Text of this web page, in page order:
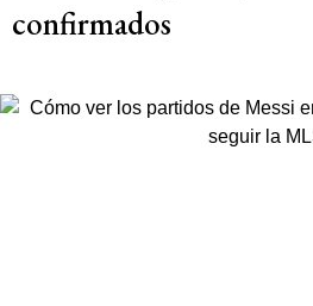
confirmados